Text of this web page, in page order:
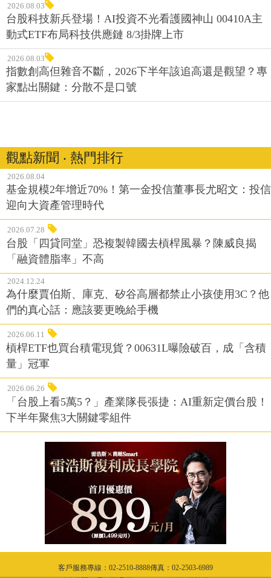
2026.08.03
台股科技新兵登場！AI投資不光看護國神山 00410A主
動式ETF布局科技供應鏈 8/3掛牌上市
2026.08.03
指數創高但雜音不斷，2026下半年該追高還是觀望？專
家點出關鍵：分散不是口號
觀點新聞 ‧ 熱門排行
2026.08.04
基金規模2年增近70%！第一金投信董事長尤昭文：投信
迎向大資產管理時代
2026.07.28
台股「四貸同堂」恐複製韓國去槓桿風暴？陳威良揭
「融資體脂率」不高
2024.12.24
為什麼賈伯斯、庫克、矽谷高層都禁止小孩使用3C？他
們的真心話：應該要更晚給手機
2026.06.11
槓桿ETF也買台積電現貨？00631L曝險破百，成「含積
量」冠軍
2026.06.26
「台股上看5萬5？」產業隊長張捷：AI重新定價台股！
下半年聚焦3大關鍵零組件
客戶服務專線：02-2510-8888傳真：02-2503-6989